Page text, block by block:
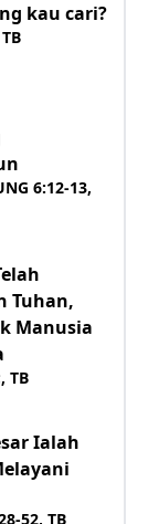
kau cari?
6:12-13,
Tuhan,
Manusia
TB
Ialah
52, TB